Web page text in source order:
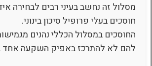
מסלול זה נחשב בעיני רבים לבחירה
חוסכים בעלי פרופיל סיכון בינוני.
החוסכים במסלול הכללי נהנים
להם לא להתרכז באפיק השקעה אחד